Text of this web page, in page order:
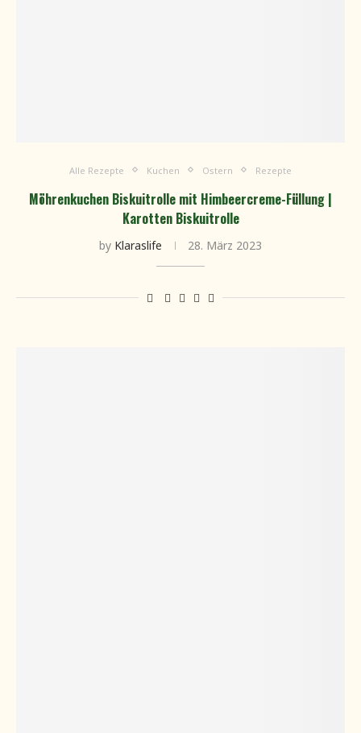
Alle Rezepte Kuchen Ostern Rezepte
Möhrenkuchen Biskuitrolle mit Himbeercreme-Füllung |
Karotten Biskuitrolle
by Klaraslife 28. März 2023